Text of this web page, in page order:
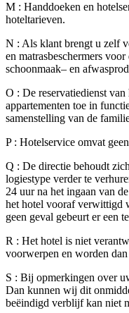
M : Handdoeken en
hoteltarieven.
N : Als klant brengt u zelf
en matrasbeschermers
schoonmaak– en
O : De reservatiedienst
appartementen toe in
samenstelling van de
P : Hotelservice omvat
Q : De directie behoudt
logiestype verder te
24 uur na het ingaan van
het hotel vooraf verwittigd
geen geval gebeurt er een
R : Het hotel is niet
voorwerpen en worden
S : Bij opmerkingen over
Dan kunnen wij dit
beëindigd verblijf kan niet